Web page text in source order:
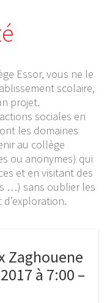
Essor, vous ne le
scolaire,
projet.
sociales en
les domaines
au collège
ou anonymes) qui
et en visitant des
…) sans oublier les
Zaghouene
à 7:00 –